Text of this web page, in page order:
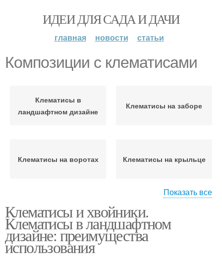
ИДЕИ ДЛЯ САДА И ДАЧИ
главная новости статьи
Композиции с клематисами
Клематисы в
ландшафтном дизайне
Клематисы на заборе
Клематисы на воротах Клематисы на крыльце
Клематисы на стене Клематисы на арках
Показать все
Клематисы и хвойники.
Клематисы в ландшафтном
дизайне: преимущества
использования